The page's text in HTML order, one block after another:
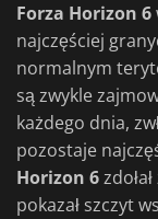
Forza Horizon 6
najczęściej
normalnym
są zwykle
każdego dnia,
pozostaje
Horizon 6
pokazał szczyt